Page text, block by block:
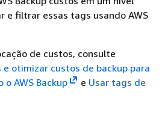
e filtrar essas tags usando AWS
de custos, consulte
otimizar custos de backup para
o AWS Backup
e Usar tags de